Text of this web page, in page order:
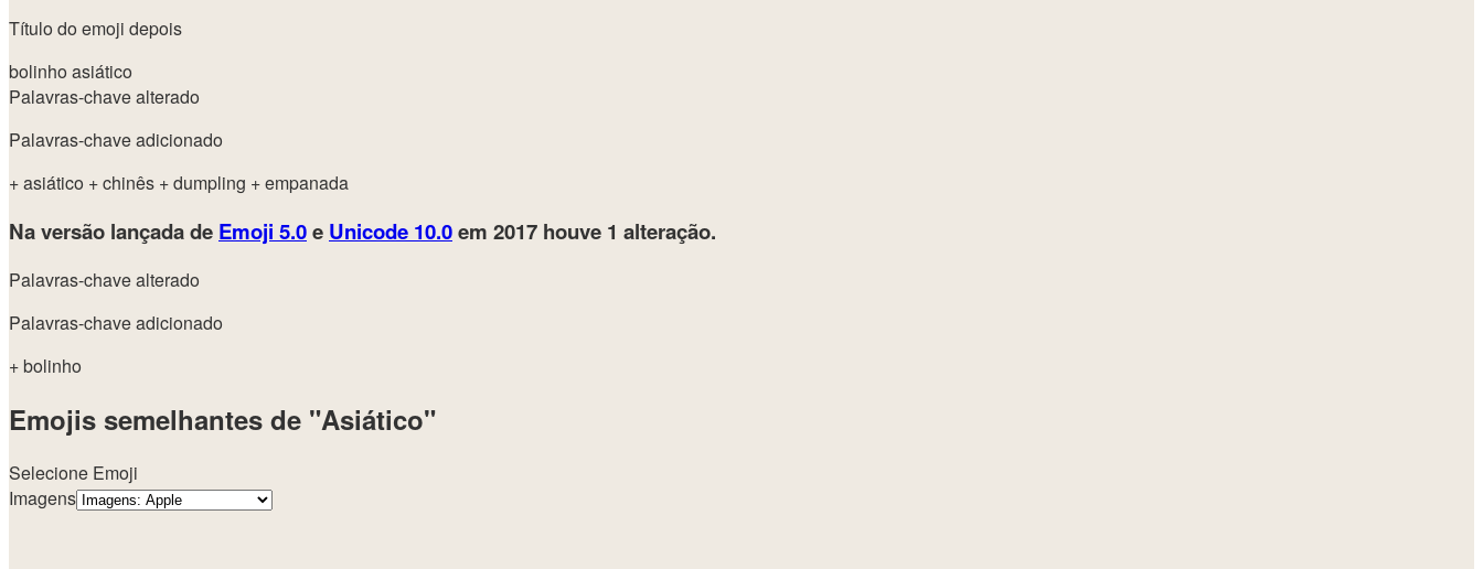
Título do emoji depois
bolinho asiático
Palavras-chave alterado
Palavras-chave adicionado
+ asiático + chinês + dumpling + empanada
Na versão lançada de Emoji 5.0e Unicode 10.0em 2017 houve 1 alteração.
Palavras-chave alterado
Palavras-chave adicionado
+ bolinho
Emojis semelhantes de "Asiático"
Selecione Emoji
Imagens